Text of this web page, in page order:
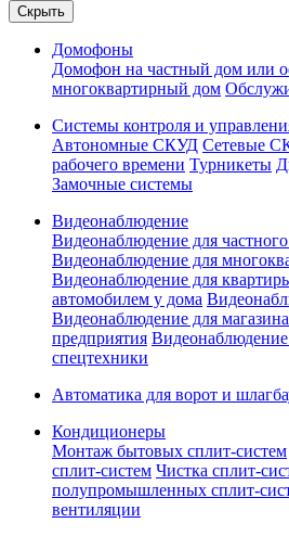
Скрыть
Домофоны
Домофон на частный дом или
многоквартирный дом
Системы контроля и
Автономные СКУД Сетевые
рабочего времени Турникеты
Замочные системы
Видеонаблюдение
Видеонаблюдение для
Видеонаблюдение для
Видеонаблюдение для
автомобилем у дома
Видеонаблюдение для магазина
предприятия Видеонаблюдение
спецтехники
Автоматика для ворот и
Кондиционеры
Монтаж бытовых сплит-систем
сплит-систем Чистка сплит-
полупромышленных сплит-
вентиляции